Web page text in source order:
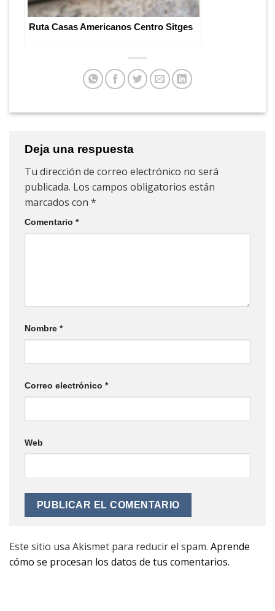
Ruta Casas Americanos Centro Sitges
Deja una respuesta
Tu dirección de correo electrónico no será
publicada. Los campos obligatorios están
marcados con *
Comentario *
Nombre *
Correo electrónico *
Web
Este sitio usa Akismet para reducir el spam. Aprende
cómo se procesan los datos de tus comentarios.